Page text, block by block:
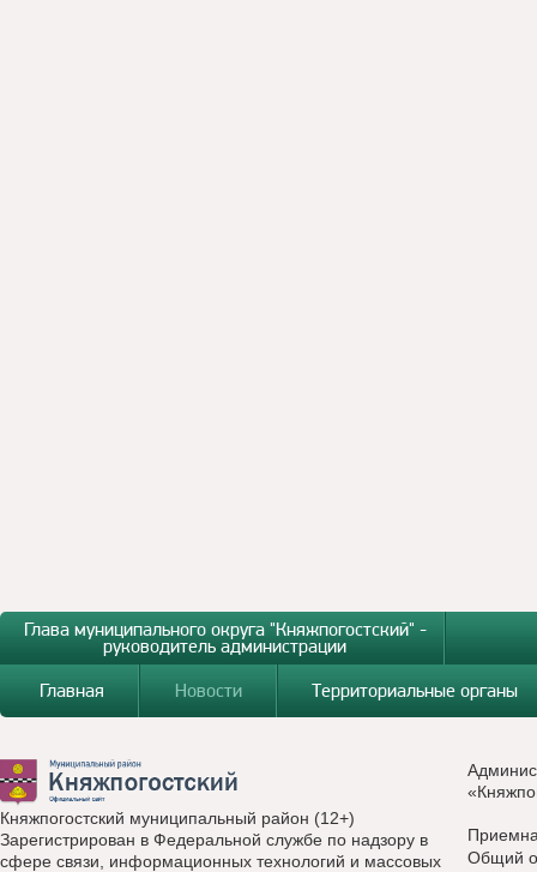
Глава муниципального округа "Княжпогостский" -
руководитель администрации
Главная
Новости Территориальные органы
Княжпогостский муниципальный район (12+)
Зарегистрирован в Федеральной службе по надзору в
сфере связи, информационных технологий и массовых
Общий